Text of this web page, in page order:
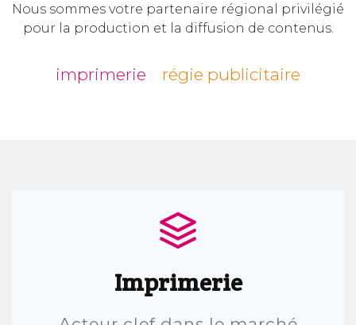
Nous sommes votre partenaire régional privilégié
pour la production et la diffusion de contenus.
imprimerie régie publicitaire
Imprimerie